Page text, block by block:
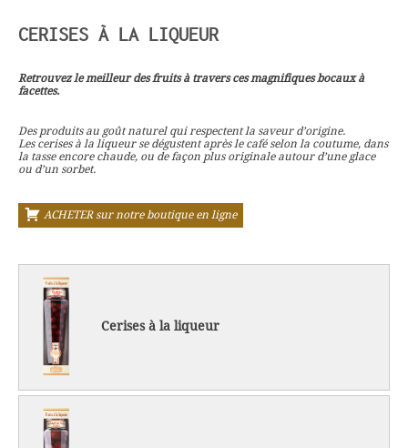
CERISES À LA LIQUEUR
Retrouvez le meilleur des fruits à travers ces magnifiques bocaux à
facettes.
Des produits au goût naturel qui respectent la saveur d’origine.
Les cerises à la liqueur se dégustent après le café selon la coutume, dans
la tasse encore chaude, ou de façon plus originale autour d’une glace
ou d’un sorbet.
ACHETER sur notre boutique en ligne
Cerises à la liqueur